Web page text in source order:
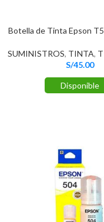
Botella de Tinta Epson
SUMINISTROS, TINTA,
S/45.00
Disponible